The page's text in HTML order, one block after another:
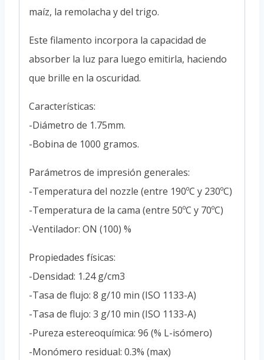
maíz, la remolacha y del trigo.
Este filamento incorpora la capacidad de
absorber la luz para luego emitirla, haciendo
que brille en la oscuridad.
Características:
-Diámetro de 1.75mm.
-Bobina de 1000 gramos.
Parámetros de impresión generales:
-Temperatura del nozzle (entre 190ºC y 230ºC)
-Temperatura de la cama (entre 50ºC y 70ºC)
-Ventilador: ON (100) %
Propiedades físicas:
-Densidad: 1.24 g/cm3
-Tasa de flujo: 8 g/10 min (ISO 1133-A)
-Tasa de flujo: 3 g/10 min (ISO 1133-A)
-Pureza estereoquímica: 96 (% L-isómero)
-Monómero residual: 0.3% (max)